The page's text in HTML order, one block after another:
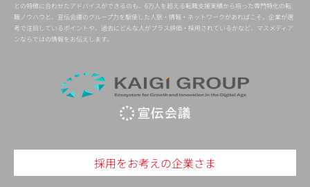
との特徴に合わせたアドバイスができるのも、6万人を超える転職支援実績から培った専門特化の転
職ノウハウと、宣伝会議のグループ力を駆使した人脈・情報・ネットワークがあればこそ。企業が選
考で注目しているポイントや、過去にどんな人がプラス評価・採用されているかなど、マスメディア
ンならではの情報をお伝えします。
採用をお考えの企業さま